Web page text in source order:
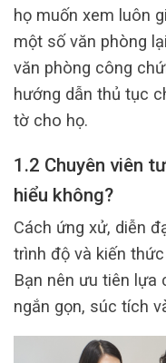
họ muốn xem luôn
một số văn phòng
văn phòng công
hướng dẫn thủ tục
tờ cho họ.
1.2 Chuyên viên
hiểu không?
Cách ứng xử, diễn
trình độ và kiến
Bạn nên ưu tiên lựa
ngắn gọn, súc tích